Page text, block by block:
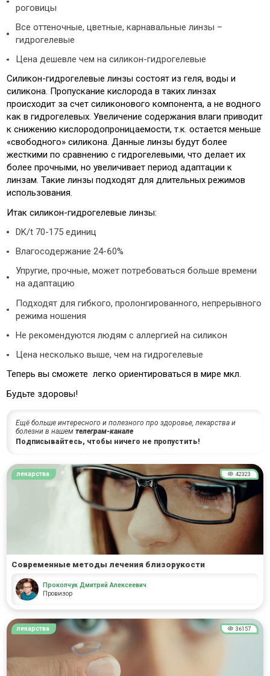
роговицы
Все оттеночные, цветные, карнавальные линзы –
гидрогелевые
Цена дешевле чем на силикон-гидрогелевые
Силикон-гидрогелевые линзы состоят из геля, воды и
силикона. Пропускание кислорода в таких линзах
происходит за счет силиконового компонента, а не водного
как в гидрогелевых. Увеличение содержания влаги приводит
к снижению кислородопроницаемости, т.к. остается меньше
«свободного» силикона. Данные линзы будут более
жесткими по сравнению с гидрогелевыми, что делает их
более прочными, но увеличивает период адаптации к
линзам. Такие линзы подходят для длительных режимов
использования.
Итак силикон-гидрогелевые линзы:
DK/t 70-175 единиц
Влагосодержание 24-60%
Упругие, прочные, может потребоваться больше времени
на адаптацию
Подходят для гибкого, пролонгированного, непрерывного
режима ношения
Не рекомендуются людям с аллергией на силикон
Цена несколько выше, чем на гидрогелевые
Теперь вы сможете легко ориентироваться в мире мкл.
Будьте здоровы!
Ещё больше интересного и полезного про здоровье, лекарства и
болезни в нашемтелеграм-канале
Подписывайтесь, чтобы ничего не пропустить!
лекарства 42323
Современные методы лечения близорукости
Прокопчук Дмитрий Алексеевич
Провизор
лекарства 36157